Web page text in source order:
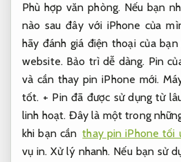
Phù hợp văn phòng.Nếu bạn
nào sau đây với iPhone của
hãy đánh giá điện thoại của
website. Bảo trì dễ dàng. Pin
và cần thay pin iPhone mới.
tốt. + Pin đã được sử dụng từ
linh hoạt. Đây là một trong
khi bạn cần thay pin iPhone tối
vụ in. Xử lý nhanh. Nếu bạn sử